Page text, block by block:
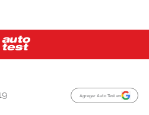
Agregar Auto Test en